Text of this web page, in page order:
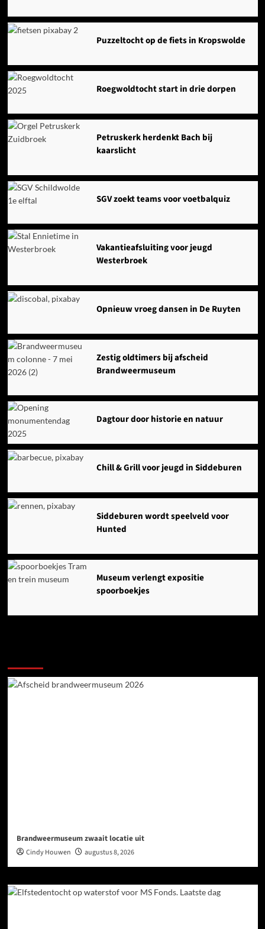
Puzzeltocht op de fiets in Kropswolde
Roegwoldtocht start in drie dorpen
Petruskerk herdenkt Bach bij
kaarslicht
SGV zoekt teams voor voetbalquiz
Vakantieafsluiting voor jeugd
Westerbroek
Opnieuw vroeg dansen in De Ruyten
Zestig oldtimers bij afscheid
Brandweermuseum
Dagtour door historie en natuur
Chill & Grill voor jeugd in Siddeburen
Siddeburen wordt speelveld voor
Hunted
Museum verlengt expositie
spoorboekjes
Brandweermuseum zwaait locatie uit
Cindy Houwen augustus 8, 2026